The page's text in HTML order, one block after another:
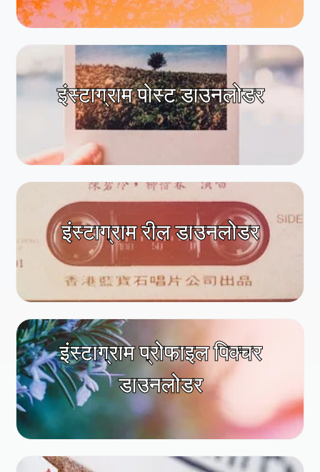
इंस्टाग्राम पोस्ट डाउनलोडर
इंस्टाग्राम रील डाउनलोडर
इंस्टाग्राम प्रोफाइल पिक्चर
डाउनलोडर